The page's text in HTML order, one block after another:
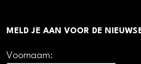
MELD JE AAN VOOR DE
Voornaam: